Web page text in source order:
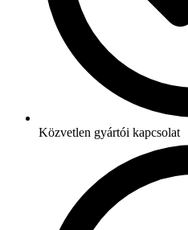
Közvetlen gyártói kapcsolat